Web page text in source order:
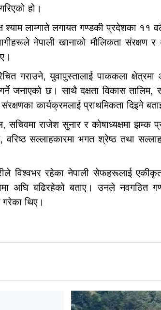
हो।
श्याम लाम्गाते लगायत गण्डकी प्रदेशका ११
नेपाली खानाको मौलिकता संरक्षण र
गराउने, युवापुस्तालाई पाककला क्षेत्रमा
जनाएको छ। साथै दक्षता विकास तालिम,
कार्यक्रमलाई प्राथमिकता दिइने
सचिवमा राजेश सुनार र कोषाध्यक्षमा झम्क
सल्लाहकारमा भगत श्रेष्ठ तथा
विश्वभर रहेका नेपाली सेफहरूलाई एकीकृत
अघि बढिरहेको बताए। उनले नवगठित
थिए।